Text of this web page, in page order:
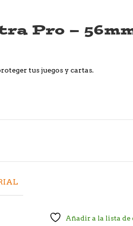
Pro –
tus juegos y cartas.
Añadir a la lista de